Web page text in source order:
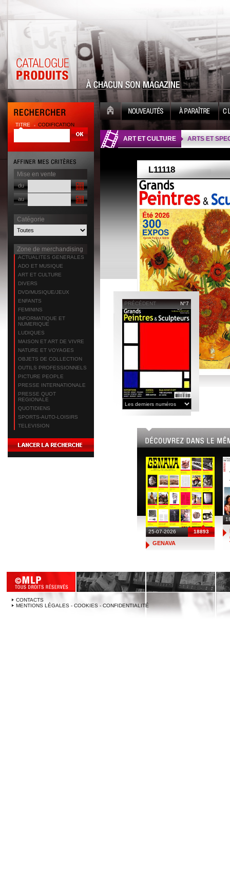
TITRE CODIFICATION
Mise en vente
du
au
Catégorie
Zone de merchandising
ACTUALITES GENERALES
ADO ET MUSIQUE
ART ET CULTURE
DIVERS
DVD/MUSIQUE/JEUX
ENFANTS
FEMININS
INFORMATIQUE ET
NUMERIQUE
LUDIQUES
MAISON ET ART DE VIVRE
NATURE ET VOYAGES
OBJETS DE COLLECTION
OUTILS PROFESSIONNELS
PICTURE PEOPLE
PRESSE INTERNATIONALE
PRESSE QUOT
REGIONALE
QUOTIDIENS
SPORTS-AUTO-LOISIRS
TELEVISION
ART ET CULTURE ARTS ET
PRÉCÉDENT N°7
25-07-2026 18893
GENAVA
CONTACTS
MENTIONS LÉGALES - COOKIES - CONFIDENTIALITÉ